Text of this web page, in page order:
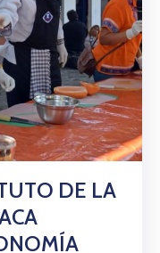
DE LA